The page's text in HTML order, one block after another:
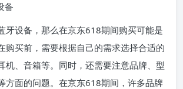
备
牙设备，那么在京东618期间购买可能是
购买前，需要根据自己的需求选择合适的
机、音箱等。同时，还需要注意品牌、型
方面的问题。在京东618期间，许多品牌